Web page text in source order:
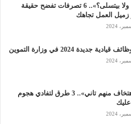
«بيحبك ولا بيتسلى؟».. 6 تصرفات تفضح حقيقة
العمل تجاهك
جديدة 2024 في وزارة التموين
«مش هتخاف منهم تاني».. 3 طرق لتفادي هجوم
عليك